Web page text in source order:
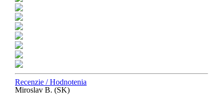
Recenzie / Hodnotenia
Miroslav B. (SK)